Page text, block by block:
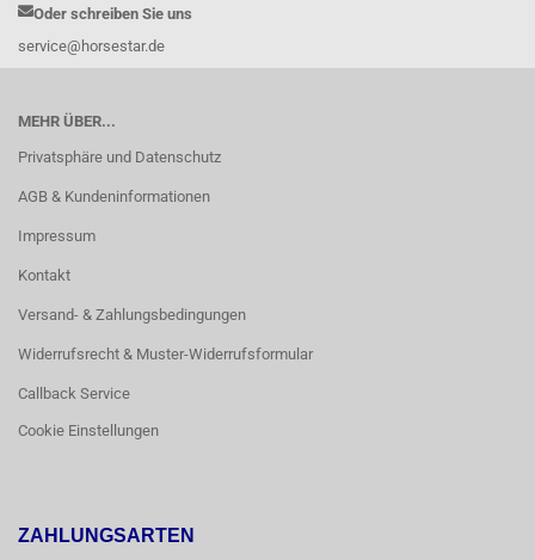
Oder schreiben Sie uns
service@horsestar.de
MEHR ÜBER...
Privatsphäre und Datenschutz
AGB & Kundeninformationen
Impressum
Kontakt
Versand- & Zahlungsbedingungen
Widerrufsrecht & Muster-Widerrufsformular
Callback Service
Cookie Einstellungen
ZAHLUNGSARTEN